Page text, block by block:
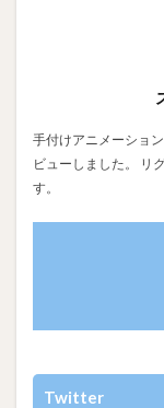
手付けアニメーショ
ビューしました。 リ
す。
Twitter